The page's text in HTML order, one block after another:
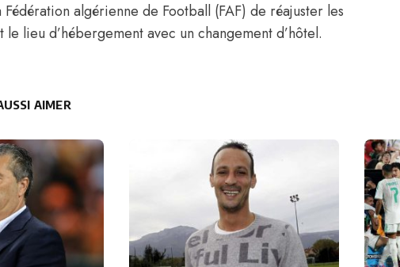
algérienne de Football (FAF) de réajuster les
lieu d’hébergement avec un changement d’hôtel.
AIMER